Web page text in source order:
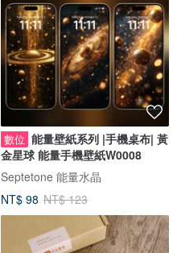
數位 能量壁紙系列 |手機桌布| 黃
金星球 能量手機壁紙W0008
Septetone 能量水晶
NT$ 98 NT$ 123